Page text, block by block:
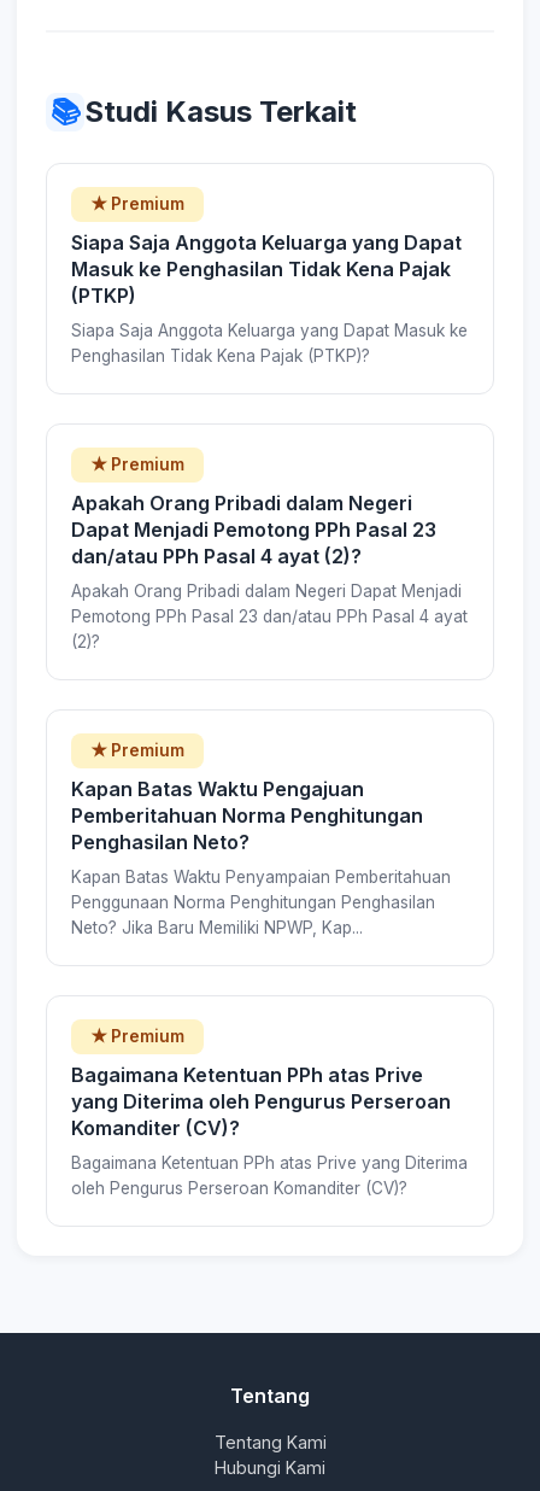
📚Studi Kasus Terkait
★ Premium
Siapa Saja Anggota Keluarga yang Dapat
Masuk ke Penghasilan Tidak Kena Pajak
(PTKP)
Siapa Saja Anggota Keluarga yang Dapat Masuk ke
Penghasilan Tidak Kena Pajak (PTKP)?
★ Premium
Apakah Orang Pribadi dalam Negeri
Dapat Menjadi Pemotong PPh Pasal 23
dan/atau PPh Pasal 4 ayat (2)?
Apakah Orang Pribadi dalam Negeri Dapat Menjadi
Pemotong PPh Pasal 23 dan/atau PPh Pasal 4 ayat
(2)?
★ Premium
Kapan Batas Waktu Pengajuan
Pemberitahuan Norma Penghitungan
Penghasilan Neto?
Kapan Batas Waktu Penyampaian Pemberitahuan
Penggunaan Norma Penghitungan Penghasilan
Neto? Jika Baru Memiliki NPWP, Kap...
★ Premium
Bagaimana Ketentuan PPh atas Prive
yang Diterima oleh Pengurus Perseroan
Komanditer (CV)?
Bagaimana Ketentuan PPh atas Prive yang Diterima
oleh Pengurus Perseroan Komanditer (CV)?
Tentang
Tentang Kami
Hubungi Kami